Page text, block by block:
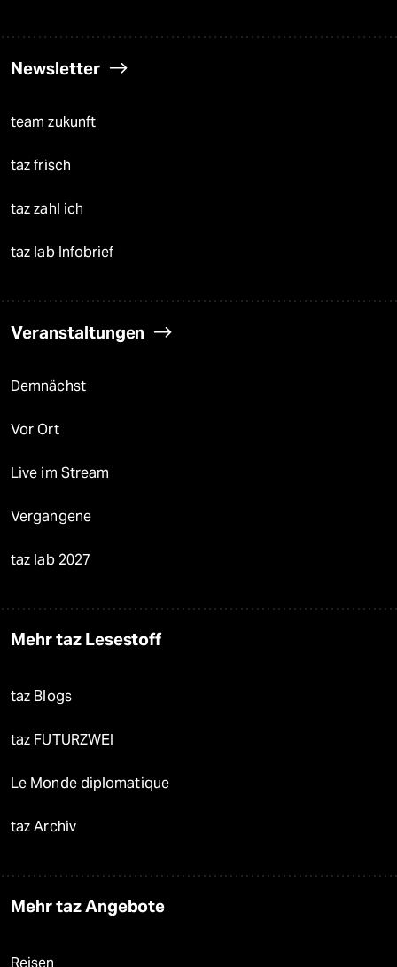
Newsletter
team zukunft
taz frisch
taz zahl ich
taz lab Infobrief
Veranstaltungen
Demnächst
Vor Ort
Live im Stream
Vergangene
taz lab 2027
Mehr taz Lesestoff
taz Blogs
taz FUTURZWEI
Le Monde diplomatique
taz Archiv
Mehr taz Angebote
Reisen